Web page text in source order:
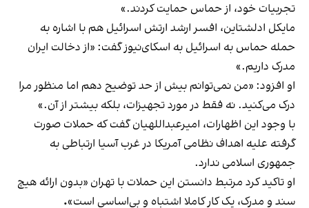
تجربیات خود، از حماس حمایت کردند.»
مایکل ادلشتاین، افسر ارشد ارتش اسرائیل هم با اشاره به
حمله حماس به اسرائیل به اسکای‌نیوز گفت: «از دخالت ایران
مدرک داریم.»
او افزود: «من نمی‌توانم بیش از حد توضیح دهم اما منظور مرا
درک می‌کنید. نه فقط در مورد تجهیزات، بلکه بیشتر از آن.»
با وجود این اظهارات، امیرعبداللهیان گفت که حملات صورت
گرفته علیه اهداف نظامی آمریکا در غرب آسیا ارتباطی به
جمهوری اسلامی ندارد.
او تاکید کرد مرتبط دانستن این حملات با تهران «بدون ارائه هیچ
سند و مدرک، یک کار کاملا اشتباه و بی‌اساسی است».